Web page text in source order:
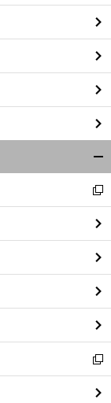
閉
る
新
し
い
ウ
ィ
ン
ド
ウ
で
開
く
新
し
い